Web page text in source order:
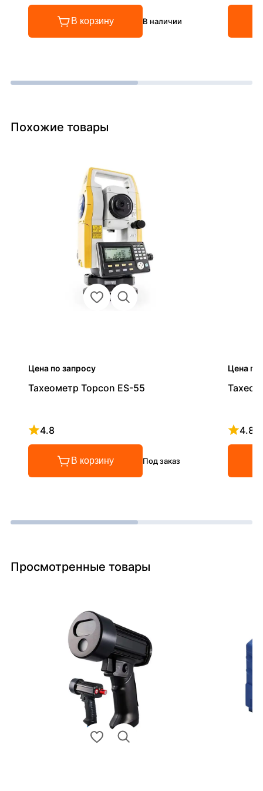
В корзину В наличии
Похожие товары
Цена по запросу
Тахеометр Topcon ES-55
4.8
Рейтинг 4.8 из 5
В корзину Под заказ
Цена по
4.8
Просмотренные товары